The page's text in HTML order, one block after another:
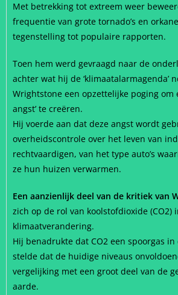
Met betrekking tot extreem weer
frequentie van grote tornado’s en
tegenstelling tot populaire rapporten.
Toen hem werd gevraagd naar de
achter wat hij de ‘klimaatalarmagenda’
Wrightstone een opzettelijke poging om
angst’ te creëren.
Hij voerde aan dat deze angst wordt
overheidscontrole over het leven van
rechtvaardigen, van het type auto’s
ze hun huizen verwarmen.
Een aanzienlijk deel van de kritiek van
zich op de rol van koolstofdioxide (CO2)
klimaatverandering.
Hij benadrukte dat CO2 een spoorgas
stelde dat de huidige niveaus
vergelijking met een groot deel van de
aarde.